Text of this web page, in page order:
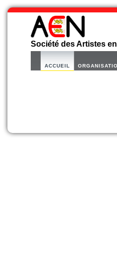
Société des Artistes
ACCUEIL